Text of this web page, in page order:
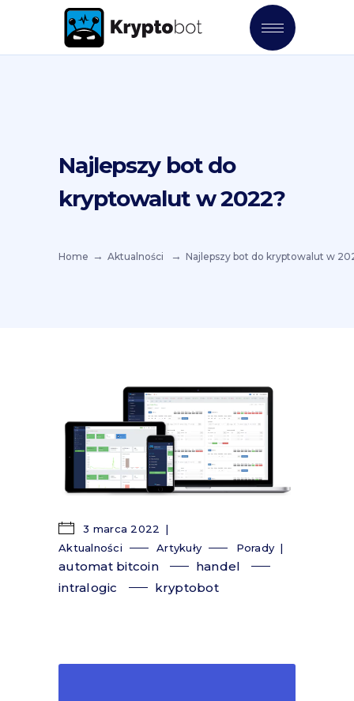
Najlepszy bot do
kryptowalut w 2022?
Home Aktualności Najlepszy bot do kryptowalut w
3 marca 2022
Aktualności
Artykuły Porady
automat bitcoin
handel
intralogic
kryptobot